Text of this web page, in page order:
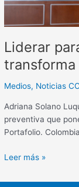
Liderar
Medios, Noticias
Adriana Solano
preventiva que
Portafolio. Colombia
en
Leer más »